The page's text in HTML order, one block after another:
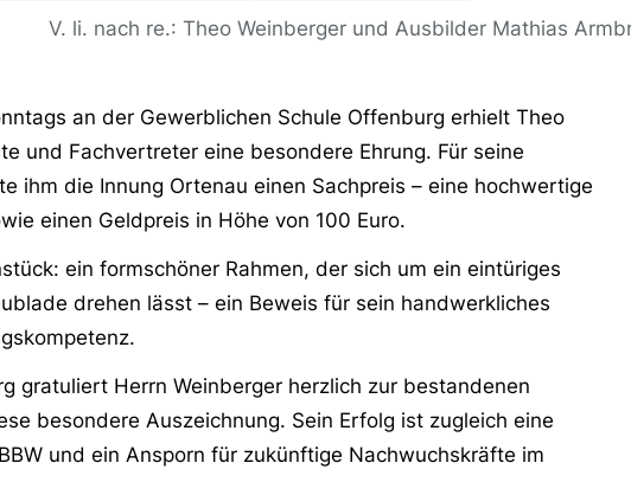
V. li. nach re.: Theo Weinberger und Ausbilder Mathias
an der Gewerblichen Schule Offenburg erhielt Theo
und Fachvertreter eine besondere Ehrung. Für seine
ihm die Innung Ortenau einen Sachpreis – eine hochwertige
einen Geldpreis in Höhe von 100 Euro.
ein formschöner Rahmen, der sich um ein eintüriges
drehen lässt – ein Beweis für sein handwerkliches
gratuliert Herrn Weinberger herzlich zur bestandenen
besondere Auszeichnung. Sein Erfolg ist zugleich eine
und ein Ansporn für zukünftige Nachwuchskräfte im